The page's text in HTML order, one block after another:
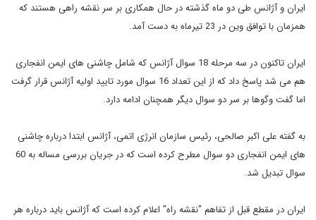
ایران و آژانس طی دو ماه گذشته در حال همکاری بر سر نقشه راهی هستند که
همزمان با توافق وین در 23 تیرماه به دست آمد.
ایران تاکنون در سه مرحله 18 سوال آژانس که شامل چاشنی های ایمن انفجاری
هم می شد پاسخ داد که از این تعداد 16 سوال مورد تایید اولیه آژانس قرار گرفت
اما گفت وگوها بر سر دو سوال دیگر همچنان ادامه دارد.
به گفته علی اکبر صالحی، رئیس سازمان انرژی اتمی، آژانس ابتدا درباره چاشنی
های ایمن انفجاری دو سوال مطرح کرده است که در جریان بررسی مساله به 60
سوال تبدیل شد.
ایران در مقطع قبل از تفاهم "نقشه راه" اعلام کرده است که آژانس باید درباره هر